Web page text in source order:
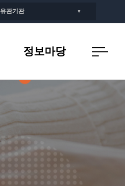
유관기관 ▼
정보마당
공지사항